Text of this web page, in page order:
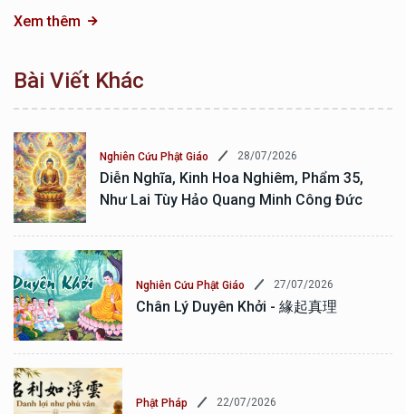
Xem thêm
Bài Viết Khác
Nghiên Cứu Phật Giáo 28/07/2026
Diễn Nghĩa, Kinh Hoa Nghiêm, Phẩm 35,
Như Lai Tùy Hảo Quang Minh Công Đức
Nghiên Cứu Phật Giáo 27/07/2026
Chân Lý Duyên Khởi - 緣起真理
Phật Pháp 22/07/2026